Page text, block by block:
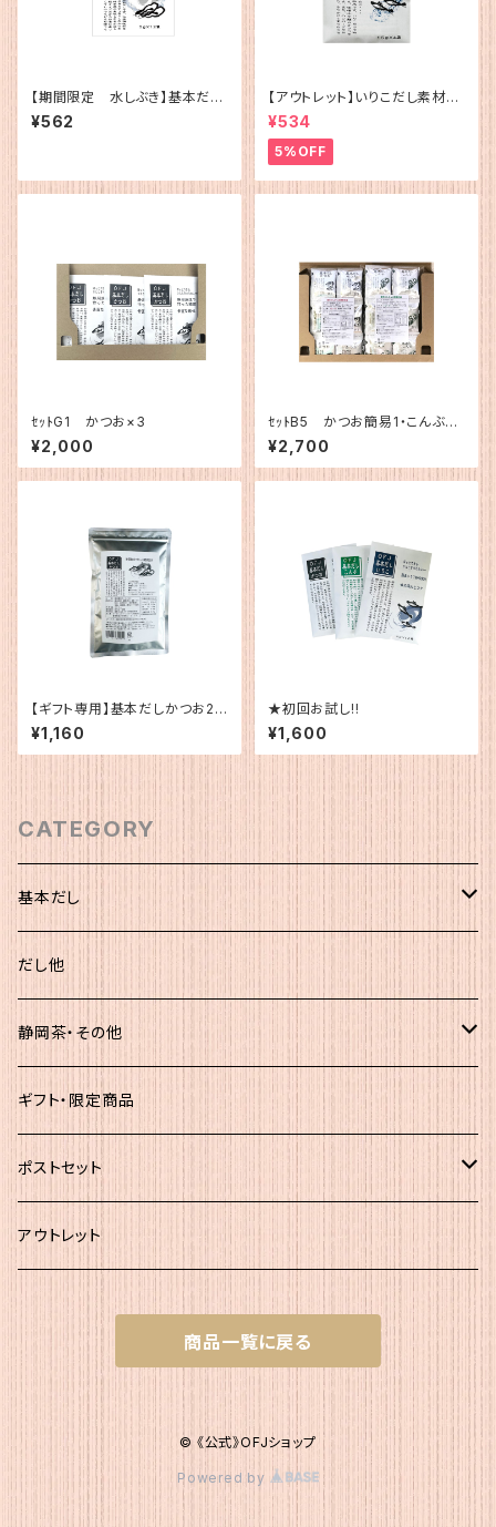
【期間限定 水しぶき】基本だし
かつお（5g×12）
¥562
【アウトレット】いりこだし素材10
0%(15g×4)
¥534
5%OFF
ｾｯﾄG1 かつお×3
¥2,000
ｾｯﾄB5 かつお簡易1・こんぶ簡
易１
¥2,700
【ギフト専用】基本だしかつお20
0g
¥1,160
★初回お試し!!
¥1,600
CATEGORY
基本だし
化粧袋（5ｇ×12）
簡易（5ｇ×30）
大袋
だし他
静岡茶・その他
静岡茶
その他
ギフト・限定商品
ポストセット
★初回お試し!!
ｾｯﾄＡ（かつお大袋）
ｾｯﾄＡ200
ｾｯﾄＡ300
ｾｯﾄB（簡易包装）
ｾｯﾄB1 かつお簡易×２
ｾｯﾄB2 いりこ簡易×２
ｾｯﾄC（200g+簡易）
ｾｯﾄC1 かつお200g・かつお簡易1
ｾｯﾄD（200g+120g）
アウトレット
商品一覧に戻る
© 《公式》OFJショップ
Powered by